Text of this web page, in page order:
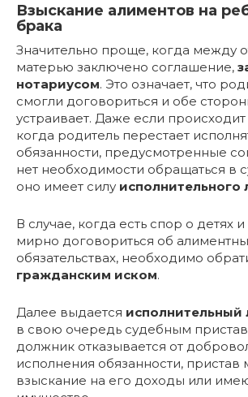
Взыскание алиментов на
брака
Значительно проще, когда между
матерью заключено соглашение,
нотариусом. Это означает, что
смогли договориться и обе
устраивает. Даже если происходит
когда родитель перестает
обязанности, предусмотренные
нет необходимости обращаться в
оно имеет силу исполнительного
В случае, когда есть спор о детях
мирно договориться об
обязательствах, необходимо
гражданским иском.
Далее выдается исполнительный
в свою очередь судебным
должник отказывается от
исполнения обязанности, пристав
взыскание на его доходы или